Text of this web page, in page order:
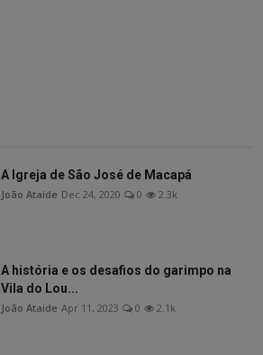
A Igreja de São José de Macapá
João Ataide Dec 24, 2020 0 2.3k
A história e os desafios do garimpo na
Vila do Lou...
João Ataide Apr 11, 2023 0 2.1k